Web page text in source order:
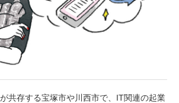
共存する宝塚市や川西市で、IT関連の起業